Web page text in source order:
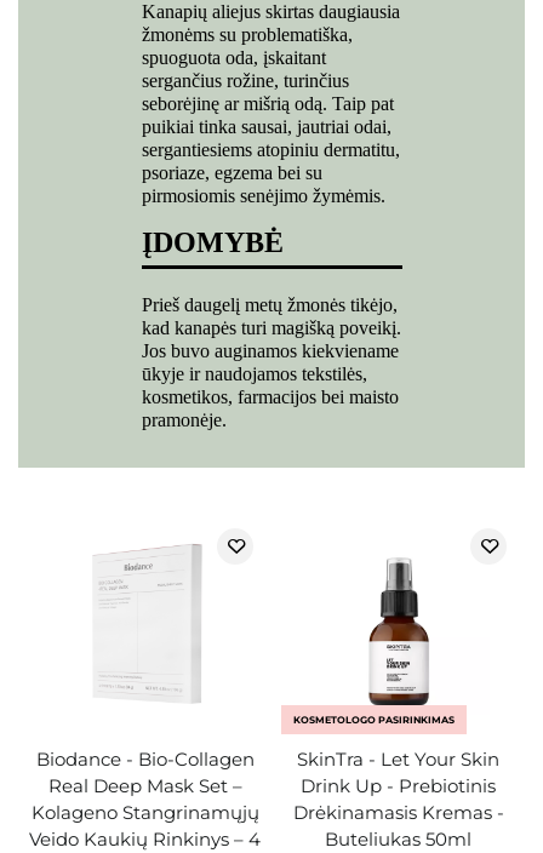
Kanapių aliejus skirtas daugiausia
žmonėms su problematiška,
spuoguota oda, įskaitant
sergančius rožine, turinčius
seborėjinę ar mišrią odą. Taip pat
puikiai tinka sausai, jautriai odai,
sergantiesiems atopiniu dermatitu,
psoriaze, egzema bei su
pirmosiomis senėjimo žymėmis.
ĮDOMYBĖ
Prieš daugelį metų žmonės tikėjo,
kad kanapės turi magišką poveikį.
Jos buvo auginamos kiekviename
ūkyje ir naudojamos tekstilės,
kosmetikos, farmacijos bei maisto
pramonėje.
Biodance - Bio-Collagen
Real Deep Mask Set –
Kolageno Stangrinamųjų
Veido Kaukių Rinkinys – 4
KOSMETOLOGO PASIRINKIMAS
SkinTra - Let Your Skin
Drink Up - Prebiotinis
Drėkinamasis Kremas -
Buteliukas 50ml